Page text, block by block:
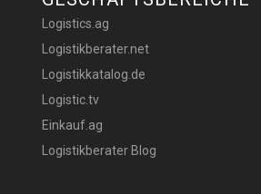
Logistics.ag
Logistikberater.net
Logistikkatalog.de
Logistic.tv
Einkauf.ag
Logistikberater Blog